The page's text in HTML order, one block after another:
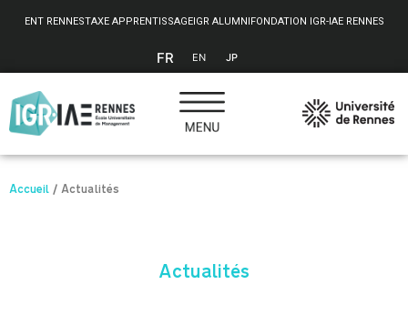
ENT RENNESTAXE APPRENTISSAGEIGR ALUMNIFONDATION IGR-IAE RENNES
FR EN JP
Accueil / Actualités
Actualités